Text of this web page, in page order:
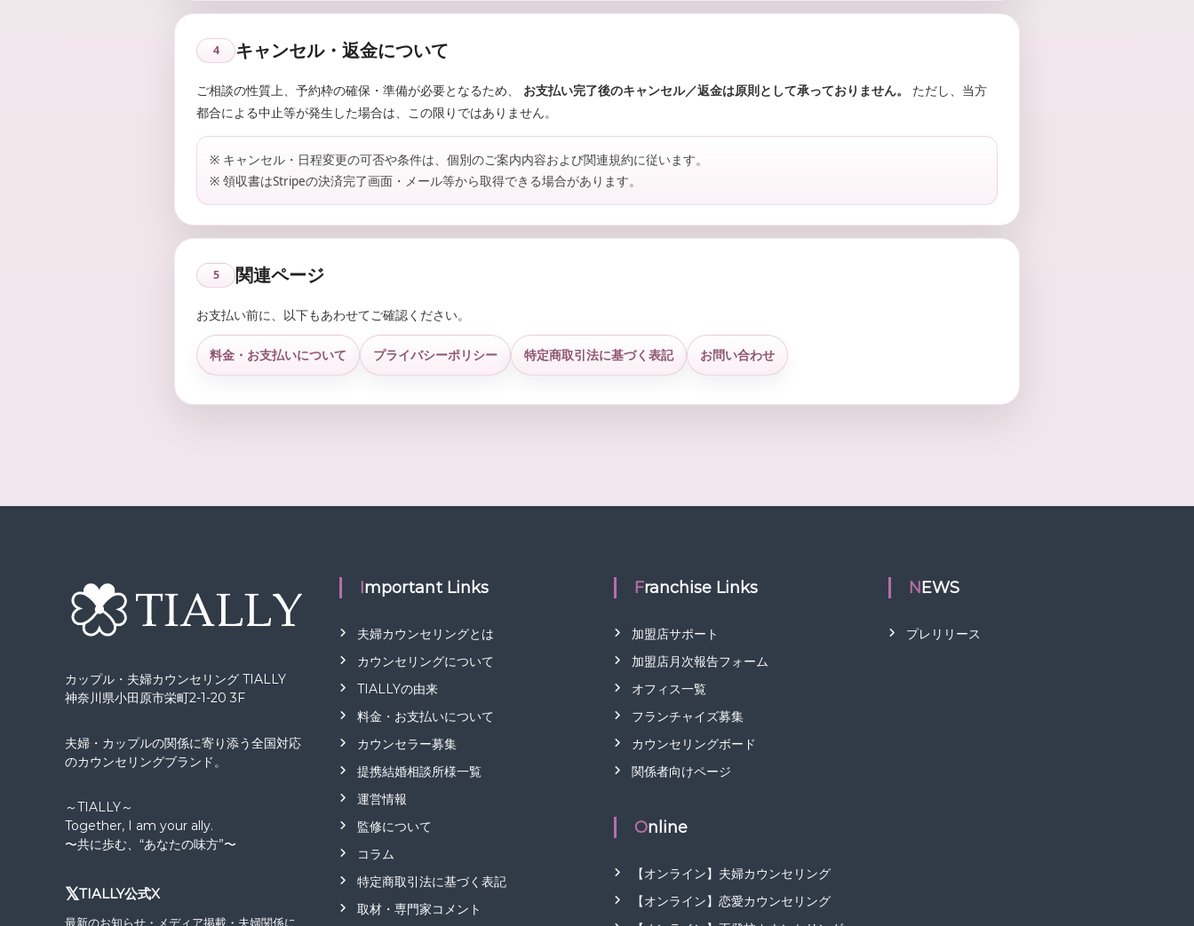
4 キャンセル・返金について
ご相談の性質上、予約枠の確保・準備が必要となるため、 お支払い完了後のキャンセル／返金は原則として承っておりません。
ただし、当方
都合による中止等が発生した場合は、この限りではありません。
※ キャンセル・日程変更の可否や条件は、個別のご案内内容および関連規約に従います。
※ 領収書はStripeの決済完了画面・メール等から取得できる場合があります。
5 関連ページ
お支払い前に、以下もあわせてご確認ください。
料金・お支払いについて プライバシーポリシー 特定商取引法に基づく表記 お問い合わせ
カップル・夫婦カウンセリング TIALLY
神奈川県小田原市栄町2-1-20 3F
夫婦・カップルの関係に寄り添う全国対応
のカウンセリングブランド。
～TIALLY～
Together, I am your ally.
〜共に歩む、“あなたの味方”〜
𝕏TIALLY公式X
最新のお知らせ・メディア掲載・夫婦関係に
Important Links
夫婦カウンセリングとは
カウンセリングについて
TIALLYの由来
料金・お支払いについて
カウンセラー募集
提携結婚相談所様一覧
運営情報
監修について
コラム
特定商取引法に基づく表記
取材・専門家コメント
Franchise Links
加盟店サポート
加盟店月次報告フォーム
オフィス一覧
フランチャイズ募集
カウンセリングボード
関係者向けページ
Online
【オンライン】夫婦カウンセリング
【オンライン】恋愛カウンセリング
NEWS
プレリリース